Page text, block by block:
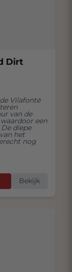
Dirt
Vilafonté
van de
een
diepe
het
nog
Bekijk